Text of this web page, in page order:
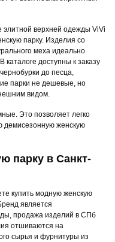
элитной верхней одежды ViVi
парку. Изделия со
меха идеально
доступны к заказу
до песца,
парки не дешевые, но
видом.
Это позволяет легко
демисезонную женскую
парку в Санкт-
купить модную женскую
является
продажа изделий в СПб
отшиваются на
сырья и фурнитуры из